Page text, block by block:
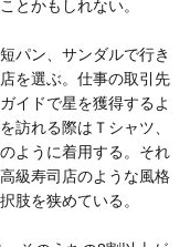
とかもしれない。
パン、サンダルで行き
を選ぶ。仕事の取引先
イドで星を獲得するよ
訪れる際はＴシャツ、
ように着用する。それ
級寿司店のような風格
肢を狭めている。